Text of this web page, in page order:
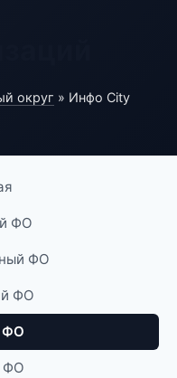
округ » Инфо City
ФО
ФО
ФО
ФО
ФО